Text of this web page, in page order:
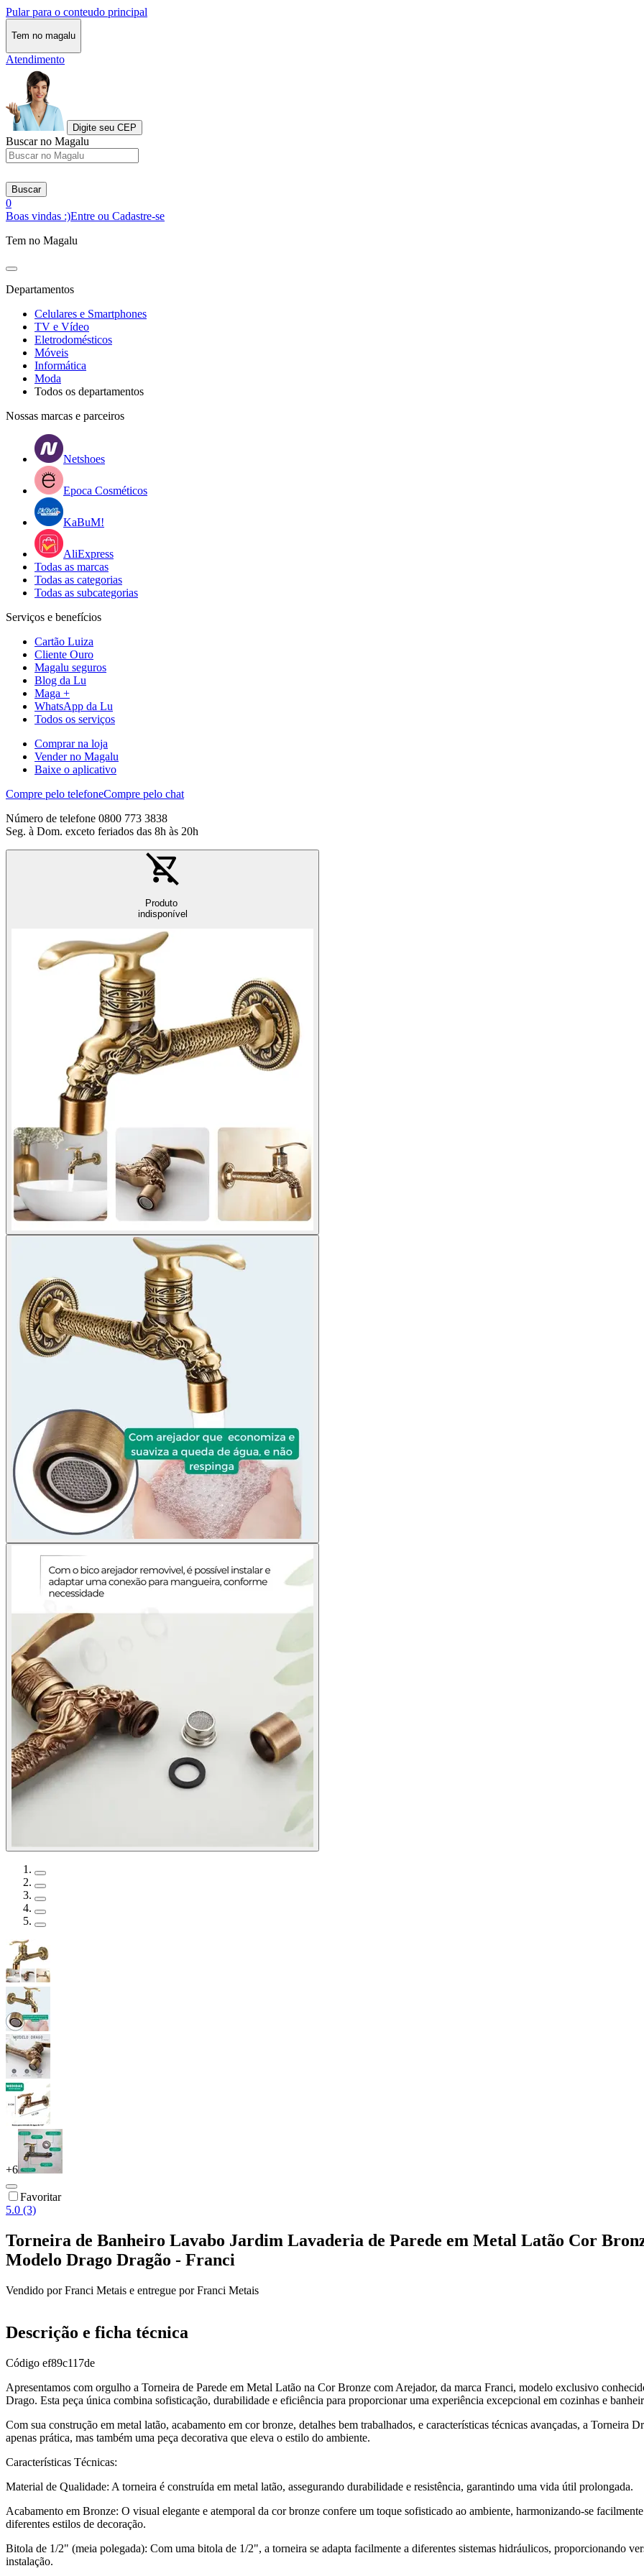
Pular para o conteudo principal
Tem no magalu
Atendimento
Digite seu CEP
Buscar no Magalu
Buscar
0
Boas vindas :)Entre ou Cadastre-se
Tem no Magalu
Departamentos
Celulares e Smartphones
TV e Vídeo
Eletrodomésticos
Móveis
Informática
Moda
Todos os departamentos
Nossas marcas e parceiros
Netshoes
Epoca Cosméticos
KaBuM!
AliExpress
Todas as marcas
Todas as categorias
Todas as subcategorias
Serviços e benefícios
Cartão Luiza
Cliente Ouro
Magalu seguros
Blog da Lu
Maga +
WhatsApp da Lu
Todos os serviços
Comprar na loja
Vender no Magalu
Baixe o aplicativo
Compre pelo telefoneCompre pelo chat
Número de telefone 0800 773 3838
Seg. à Dom. exceto feriados das 8h às 20h
Produto
indisponível
+6
Favoritar
5.0 (3)
Torneira de Banheiro Lavabo Jardim Lavaderia de Parede em Metal Latão Cor
Modelo Drago Dragão - Franci
Vendido porFranci Metais e entregue por Franci Metais
Descrição e ficha técnica
Código ef89c117de
Apresentamos com orgulho a Torneira de Parede em Metal Latão na Cor Bronze com Arejador, da marca Franci, modelo exclusivo
Drago. Esta peça única combina sofisticação, durabilidade e eficiência para proporcionar uma experiência excepcional em cozinhas e
Com sua construção em metal latão, acabamento em cor bronze, detalhes bem trabalhados, e características técnicas avançadas, a Torneira
apenas prática, mas também uma peça decorativa que eleva o estilo do ambiente.
Características Técnicas:
Material de Qualidade: A torneira é construída em metal latão, assegurando durabilidade e resistência, garantindo uma vida útil prolongada.
Acabamento em Bronze: O visual elegante e atemporal da cor bronze confere um toque sofisticado ao ambiente, harmonizando-se
diferentes estilos de decoração.
Bitola de 1/2" (meia polegada): Com uma bitola de 1/2", a torneira se adapta facilmente a diferentes sistemas hidráulicos, proporcionando
instalação.